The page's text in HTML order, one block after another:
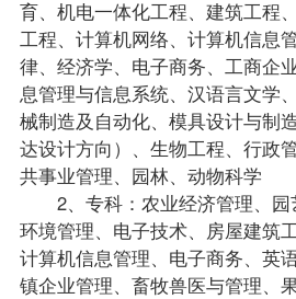
育、机电一体化工程、建筑工程
工程、计算机网络、计算机信息
律、经济学、电子商务、工商企
息管理与信息系统、汉语言文学
械制造及自动化、模具设计与制
达设计方向）、生物工程、 行政
共事业管理、园林、动物科学
2、专科：农业经济管理、园
环境管理、电子技术、房屋建筑
计算机信息管理、电子商务、英
镇企业管理、畜牧兽医与管理、